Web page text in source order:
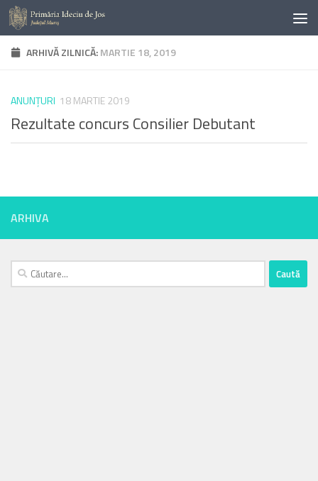
Skip to content
ARHIVĂ ZILNICĂ:MARTIE 18, 2019
ANUNŢURI 18 MARTIE 2019
Rezultate concurs Consilier Debutant
ARHIVA
Caută
după: